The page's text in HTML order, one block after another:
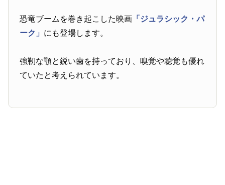
恐竜ブームを巻き起こした映画 「ジュラシック・パ
ーク」 にも登場します。
強靭な顎と鋭い歯を持っており、嗅覚や聴覚も優れ
ていたと考えられています。